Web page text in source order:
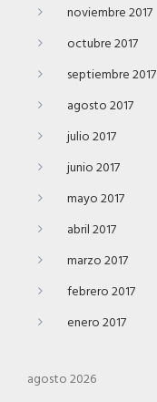
noviembre 2017
octubre 2017
septiembre 2017
agosto 2017
julio 2017
junio 2017
mayo 2017
abril 2017
marzo 2017
febrero 2017
enero 2017
agosto 2026